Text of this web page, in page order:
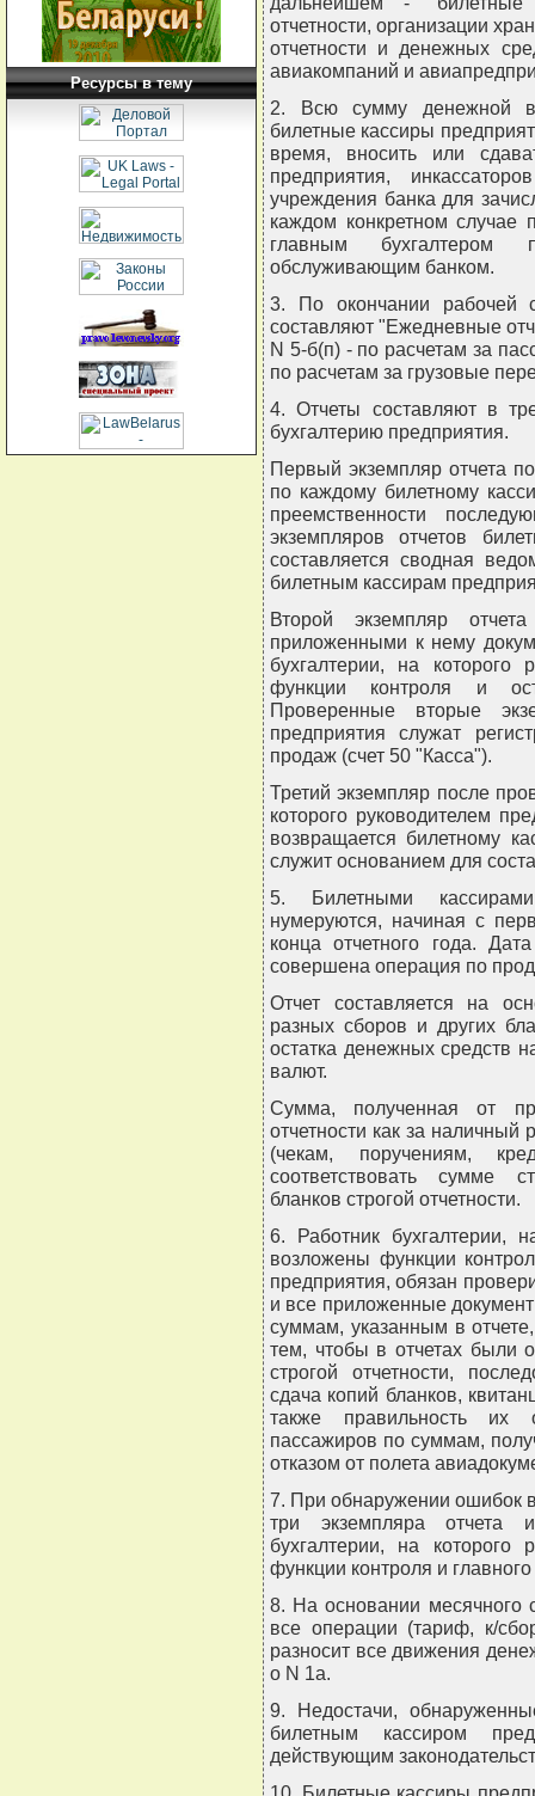
Ресурсы в тему
отчетности, организации
отчетности и денежных
авиакомпаний и
2. Всю сумму денежной
билетные кассиры
время, вносить или
предприятия,
учреждения банка для
каждом конкретном случае
главным бухгалтером
обслуживающим банком.
3. По окончании рабочей
составляют "Ежедневные
N 5-б(п) - по расчетам за
по расчетам за грузовые
4. Отчеты составляют в
бухгалтерию предприятия.
Первый экземпляр отчета
по каждому билетному
преемственности
экземпляров отчетов
составляется сводная
билетным кассирам
Второй экземпляр
приложенными к нему
бухгалтерии, на которого
функции контроля и
Проверенные вторые
предприятия служат
продаж (счет 50 "Касса").
Третий экземпляр после
которого руководителем
возвращается билетному
служит основанием для
5. Билетными
нумеруются, начиная с
конца отчетного года.
совершена операция по
Отчет составляется на
разных сборов и других
остатка денежных средств
валют.
Сумма, полученная от
отчетности как за наличный
(чекам, поручениям,
соответствовать сумме
бланков строгой отчетности.
6. Работник бухгалтерии,
возложены функции
предприятия, обязан
и все приложенные
суммам, указанным в
тем, чтобы в отчетах были
строгой отчетности,
сдача копий бланков,
также правильность их
пассажиров по суммам,
отказом от полета
7. При обнаружении ошибок
три экземпляра отчета
бухгалтерии, на которого
функции контроля и
8. На основании
все операции (тариф, к/
разносит все движения
о N 1а.
9. Недостачи,
билетным кассиром
действующим